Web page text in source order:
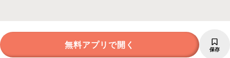
無料アプリで開く 保存